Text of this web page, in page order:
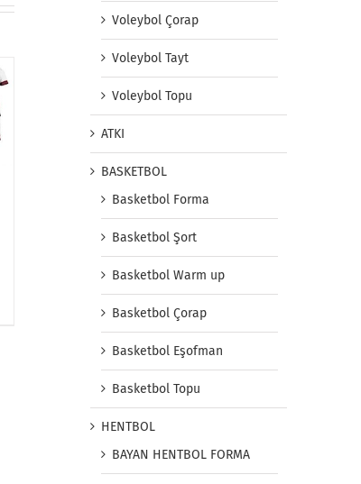
Voleybol Çorap
Voleybol Tayt
Voleybol Topu
ATKI
BASKETBOL
Basketbol Forma
Basketbol Şort
Basketbol Warm up
Basketbol Çorap
Basketbol Eşofman
Basketbol Topu
HENTBOL
BAYAN HENTBOL FORMA